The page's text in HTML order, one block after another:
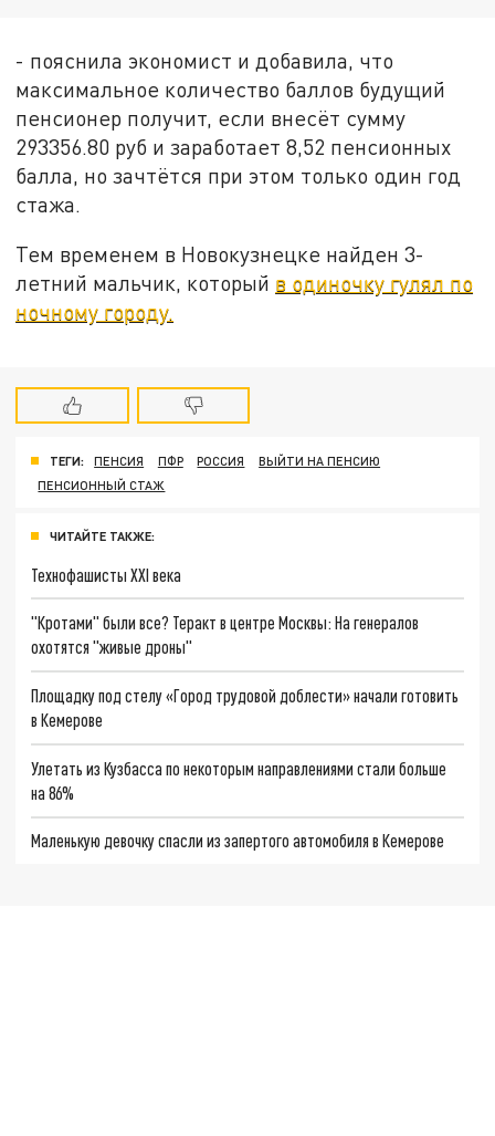
- пояснила экономист и добавила, что
максимальное количество баллов будущий
пенсионер получит, если внесёт сумму
293356.80 руб и заработает 8,52 пенсионных
балла, но зачтётся при этом только один год
стажа.
Тем временем в Новокузнецке найден 3-
летний мальчик, который в одиночку гулял по
ночному городу.
ТЕГИ: ПЕНСИЯ ПФР РОССИЯ
ВЫЙТИ НА ПЕНСИЮ
ПЕНСИОННЫЙ СТАЖ
ЧИТАЙТЕ ТАКЖЕ:
Технофашисты XXI века
"Кротами" были все? Теракт в центре Москвы: На генералов
охотятся "живые дроны"
Площадку под стелу «Город трудовой доблести» начали готовить
в Кемерове
Улетать из Кузбасса по некоторым направлениями стали больше
на 86%
Маленькую девочку спасли из запертого автомобиля в Кемерове